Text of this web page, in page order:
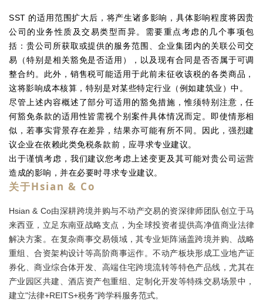
SST 的适用范围扩大后，将产生诸多影响，具体影响程度将因贵
公司的业务性质及交易类型而异。需要重点考虑的几个事项包
括：贵公司所获取或提供的服务范围、企业集团内的关联公司交
易（特别是相关豁免是否适用），以及现有合同是否否属于可调
整合约。此外，销售税可能适用于此前未征收该税的各类商品，
这将影响成本核算，特别是对某些特定行业（例如建筑业）中。
尽管上述内容概述了部分可适用的豁免措施，惟须特别注意，任
何豁免条款的适用性皆需视个别案件具体情况而定。即使情形相
似，若事实背景存在差异，结果亦可能有所不同。因此，强烈建
议企业在依赖此类免税条款前，应寻求专业建议。
出于谨慎考虑，我们建议您考虑上述变更及其可能对贵公司运营
造成的影响，并在必要时寻求专业建议。
关于Hsian & Co
Hsian & Co由深耕跨境并购与不动产交易的资深律师团队创立于马
来西亚，立足东南亚战略支点，为全球投资者提供高净值商业法律
解决方案。在复杂商事交易领域，其专业矩阵涵盖跨境并购、战略
重组、合资架构设计等高阶商事运作。不动产板块形成工业地产证
券化、商业综合体开发、高端住宅跨境流转等特色产品线，尤其在
产业园区共建、酒店资产包重组、定制化开发等特殊交易场景中，
建立"法律+REITS+税务"跨学科服务范式。